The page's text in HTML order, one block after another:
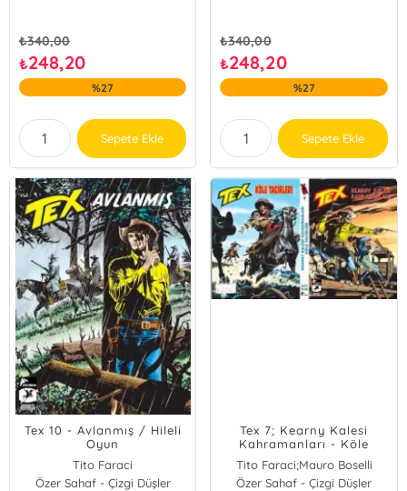
₺340,00
₺248,20
%27
Sepete Ekle
₺340,00
₺248,20
%27
Sepete Ekle
Tex 10 - Avlanmış / Hileli
Oyun
Tito Faraci
Özer Sahaf - Çizgi Düşler
Tex 7; Kearny Kalesi
Kahramanları - Köle
Tito Faraci;Mauro Boselli
Mauro Boselli
Özer Sahaf - Çizgi Düşler